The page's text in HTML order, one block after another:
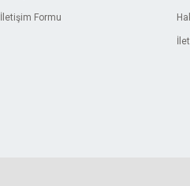
İletişim Formu